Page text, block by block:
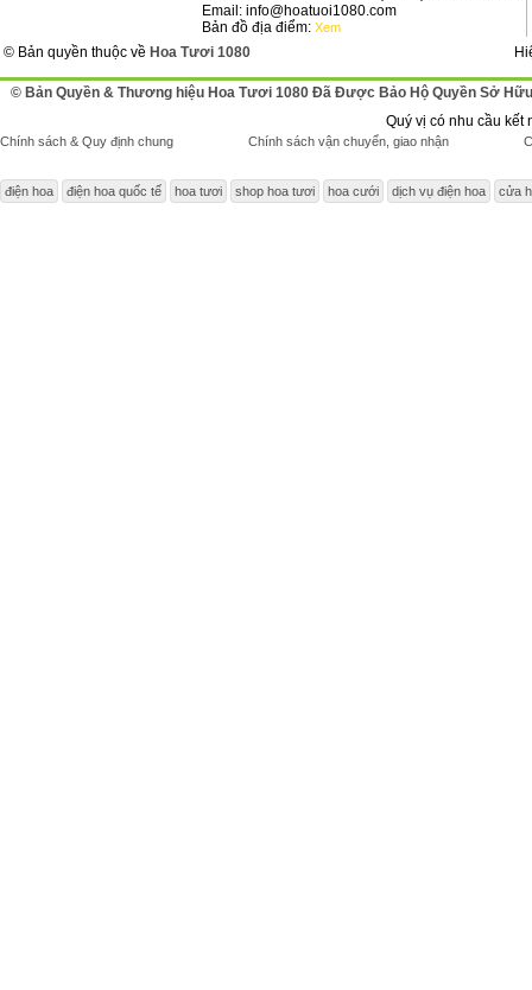
Email: info@hoatuoi1080.com
Bản đồ địa điểm: Xem
© Bản quyền thuộc về Hoa Tươi 1080
© Bản Quyền & Thương hiệu Hoa Tươi 1080 Đã Được Bảo Hộ Quyền Sở Hữu
Quý vị có nhu cầu kết
Chính sách & Quy định chung Chính sách vận chuyển, giao nhận
điện hoa điện hoa quốc tế hoa tươi shop hoa tươi hoa cưới dịch vụ điện hoa cửa